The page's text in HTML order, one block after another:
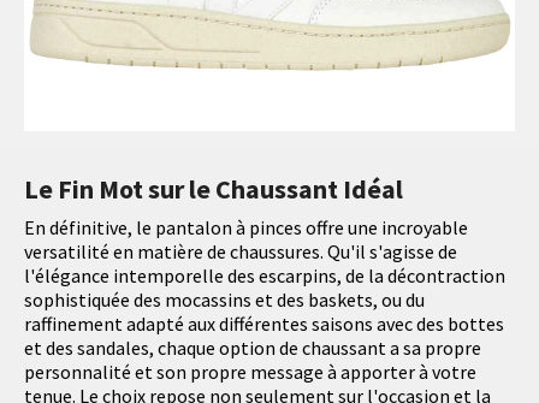
Le Fin Mot sur le Chaussant Idéal
En définitive, le pantalon à pinces offre une incroyable
versatilité en matière de chaussures. Qu'il s'agisse de
l'élégance intemporelle des escarpins, de la décontraction
sophistiquée des mocassins et des baskets, ou du
raffinement adapté aux différentes saisons avec des bottes
et des sandales, chaque option de chaussant a sa propre
personnalité et son propre message à apporter à votre
tenue. Le choix repose non seulement sur l'occasion et la